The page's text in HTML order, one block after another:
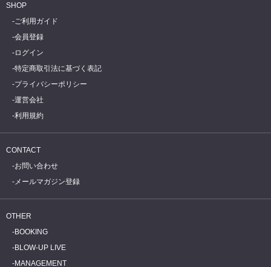
SHOP
ご利用ガイド
会員登録
ログイン
特定商取引法に基づく表記
プライバシーポリシー
運営会社
利用規約
CONTACT
お問い合わせ
メールマガジン登録
OTHER
BOOKING
BLOW-UP LIVE
MANAGEMENT